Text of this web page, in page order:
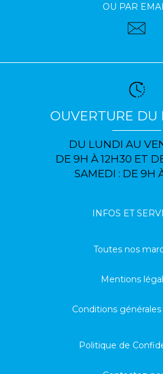
OU PAR
OUVERTURE DU
DU LUNDI AU
DE 9H À 12H30 ET
SAMEDI : DE 9H
INFOS ET
Toutes nos
Mentions
Conditions
Politique de